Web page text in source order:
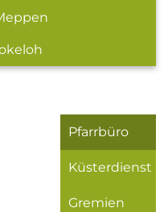
Pfarrbüro
Küsterdienst
Gremien